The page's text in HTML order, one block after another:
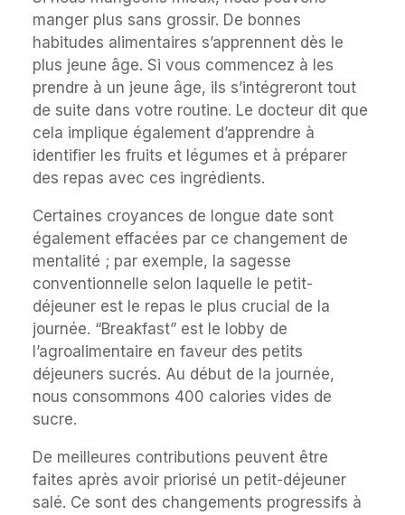
manger plus sans grossir. De bonnes
habitudes alimentaires s’apprennent dès le
plus jeune âge. Si vous commencez à les
prendre à un jeune âge, ils s’intégreront tout
de suite dans votre routine. Le docteur dit que
cela implique également d’apprendre à
identifier les fruits et légumes et à préparer
des repas avec ces ingrédients.
Certaines croyances de longue date sont
également effacées par ce changement de
mentalité ; par exemple, la sagesse
conventionnelle selon laquelle le petit-
déjeuner est le repas le plus crucial de la
journée. “Breakfast” est le lobby de
l’agroalimentaire en faveur des petits
déjeuners sucrés. Au début de la journée,
nous consommons 400 calories vides de
sucre.
De meilleures contributions peuvent être
faites après avoir priorisé un petit-déjeuner
salé. Ce sont des changements progressifs à